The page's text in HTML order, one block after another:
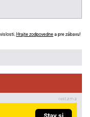
Hrajte zodpovedne a pre zábavu!